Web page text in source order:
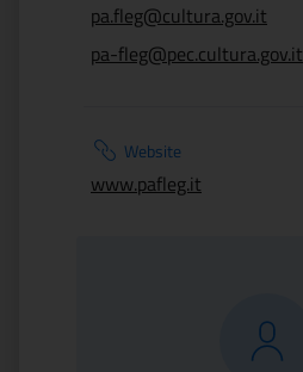
pa.fleg@cultura.gov.it
pa-fleg@pec.cultura.gov.it
Website
www.pafleg.it